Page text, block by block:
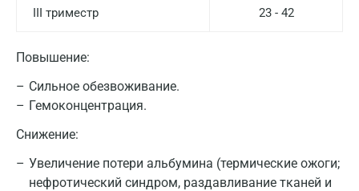
III триместр 23 - 42
Повышение:
Сильное обезвоживание.
Гемоконцентрация.
Снижение:
Увеличение потери альбумина (термические ожоги;
нефротический синдром, раздавливание тканей и
Санкт-Петербург
Казань
Альметьевск
Апрелевка
Армавир